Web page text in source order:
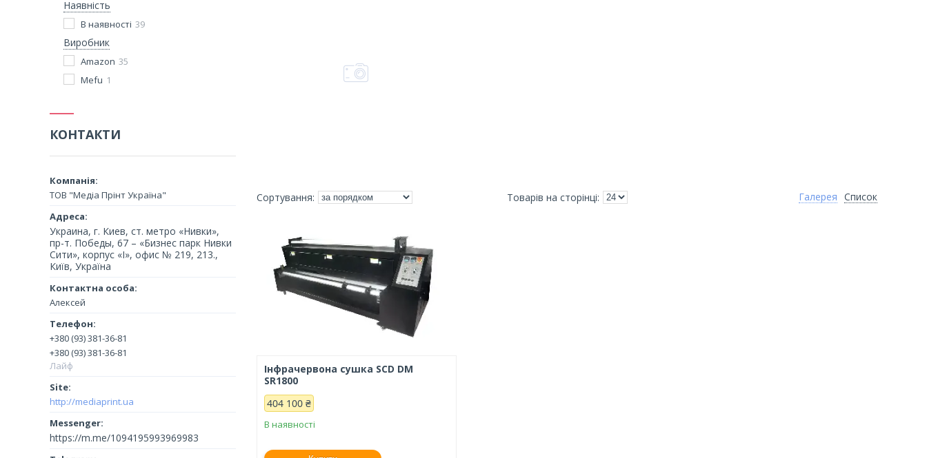
Галерея Список
Інфрачервона сушка SCD DM
SR1800
404 100 ₴
В наявності
Наявність
В наявності 39
Виробник
Amazon 35
Mefu 1
КОНТАКТИ
ТОВ "Медіа Прінт Україна"
Украина, г. Киев, ст. метро «Нивки»,
пр-т. Победы, 67 – «Бизнес парк Нивки
Сити», корпус «I», офис № 219, 213.,
Київ, Україна
Алексей
+380 (93) 381-36-81
+380 (93) 381-36-81
Лайф
http://mediaprint.ua
https://m.me/1094195993969983